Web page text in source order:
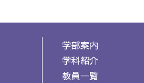
学部案内
学科紹介
教員一覧